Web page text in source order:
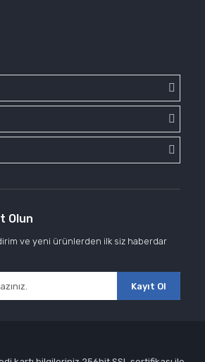
Olun
ve yeni ürünlerden ilk siz haberdar
Kayıt Ol